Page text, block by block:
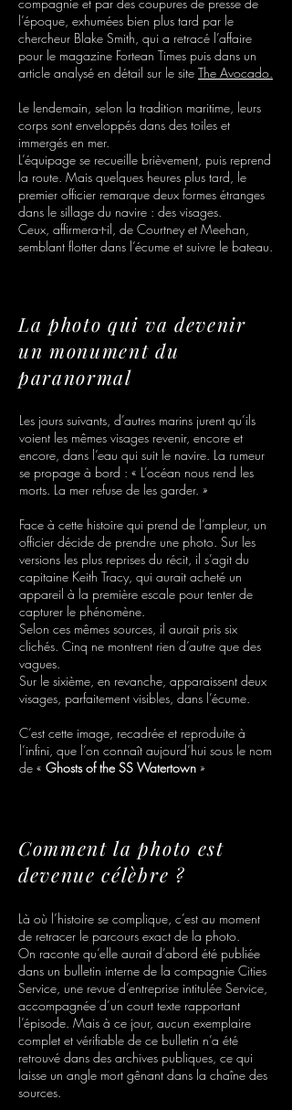
l’époque, exhumées bien plus tard par le
chercheur Blake Smith, qui a retracé l’affaire
pour le magazine Fortean Times puis dans un
article analysé en détail sur le site The Avocado.
Le lendemain, selon la tradition maritime, leurs
corps sont enveloppés dans des toiles et
immergés en mer.
L’équipage se recueille brièvement, puis reprend
la route. Mais quelques heures plus tard, le
premier officier remarque deux formes étranges
dans le sillage du navire : des visages.
Ceux, affirmera-t-il, de Courtney et Meehan,
semblant flotter dans l’écume et suivre le bateau.
La photo qui va devenir
un monument du
paranormal
Les jours suivants, d’autres marins jurent qu’ils
voient les mêmes visages revenir, encore et
encore, dans l’eau qui suit le navire. La rumeur
se propage à bord : « L’océan nous rend les
morts. La mer refuse de les garder. »
Face à cette histoire qui prend de l’ampleur, un
officier décide de prendre une photo. Sur les
versions les plus reprises du récit, il s’agit du
capitaine Keith Tracy, qui aurait acheté un
appareil à la première escale pour tenter de
capturer le phénomène.
Selon ces mêmes sources, il aurait pris six
clichés. Cinq ne montrent rien d’autre que des
vagues.
Sur le sixième, en revanche, apparaissent deux
visages, parfaitement visibles, dans l’écume.
C’est cette image, recadrée et reproduite à
l’infini, que l’on connaît aujourd’hui sous le nom
de « Ghosts of the SS Watertown »
Comment la photo est
devenue célèbre ?
Là où l’histoire se complique, c’est au moment
de retracer le parcours exact de la photo.
On raconte qu’elle aurait d’abord été publiée
dans un bulletin interne de la compagnie Cities
Service, une revue d’entreprise intitulée Service,
accompagnée d’un court texte rapportant
l’épisode. Mais à ce jour, aucun exemplaire
complet et vérifiable de ce bulletin n’a été
retrouvé dans des archives publiques, ce qui
laisse un angle mort gênant dans la chaîne des
sources.